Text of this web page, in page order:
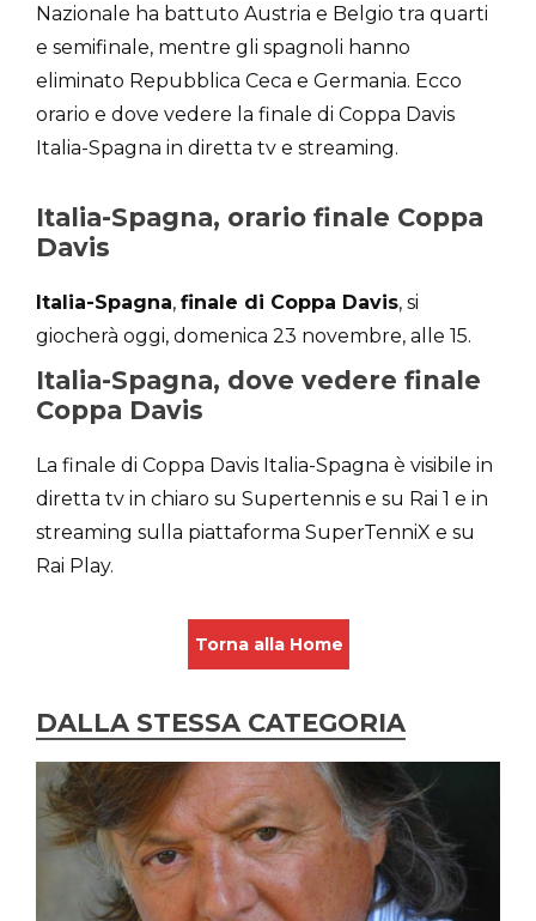
Nazionale ha battuto Austria e Belgio tra quarti
e semifinale, mentre gli spagnoli hanno
eliminato Repubblica Ceca e Germania. Ecco
orario e dove vedere la finale di Coppa Davis
Italia-Spagna in diretta tv e streaming.
Italia-Spagna, orario finale Coppa
Davis
Italia-Spagna, finale di Coppa Davis, si
giocherà oggi, domenica 23 novembre, alle 15.
Italia-Spagna, dove vedere finale
Coppa Davis
La finale di Coppa Davis Italia-Spagna è visibile in
diretta tv in chiaro su Supertennis e su Rai 1 e in
streaming sulla piattaforma SuperTenniX e su
Rai Play.
Torna alla Home
DALLA STESSA CATEGORIA